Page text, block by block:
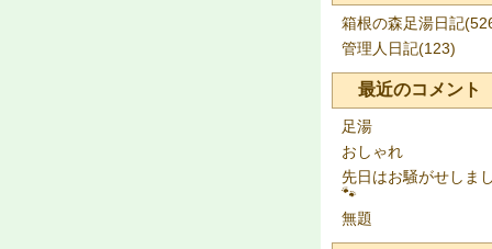
箱根の森足湯日記
管理人日記(123)
最近のコメント
足湯
おしゃれ
先日はお騒がせしま
🐾
無題